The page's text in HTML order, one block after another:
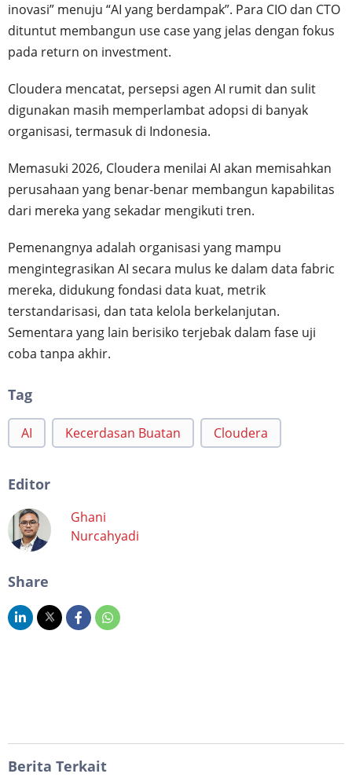
inovasi” menuju “AI yang berdampak”. Para CIO dan CTO
dituntut membangun use case yang jelas dengan fokus
pada return on investment.
Cloudera mencatat, persepsi agen AI rumit dan sulit
digunakan masih memperlambat adopsi di banyak
organisasi, termasuk di Indonesia.
Memasuki 2026, Cloudera menilai AI akan memisahkan
perusahaan yang benar-benar membangun kapabilitas
dari mereka yang sekadar mengikuti tren.
Pemenangnya adalah organisasi yang mampu
mengintegrasikan AI secara mulus ke dalam data fabric
mereka, didukung fondasi data kuat, metrik
terstandarisasi, dan tata kelola berkelanjutan.
Sementara yang lain berisiko terjebak dalam fase uji
coba tanpa akhir.
Tag
AI Kecerdasan Buatan Cloudera
Editor
Ghani
Nurcahyadi
Share
Berita Terkait